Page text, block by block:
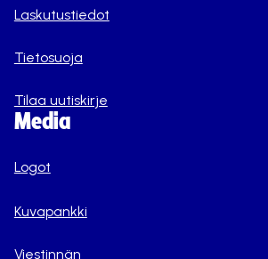
Laskutustiedot
Tietosuoja
Tilaa uutiskirje
Media
Logot
Kuvapankki
Viestinnän